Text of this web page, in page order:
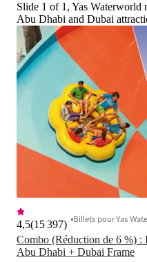
Slide 1 of 1, Yas Waterworld
Abu Dhabi and Dubai
Combo (Réduction de 6 %) :
Abu Dhabi + Dubai Frame
4,5(15 397) Billets pour Yas